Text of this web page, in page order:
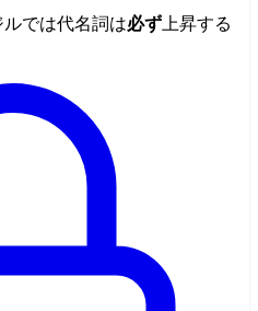
では代名詞は必ず 上昇する